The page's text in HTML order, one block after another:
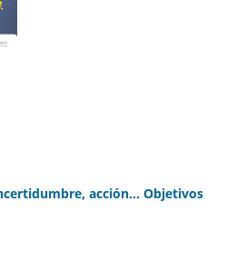
acción... Objetivos